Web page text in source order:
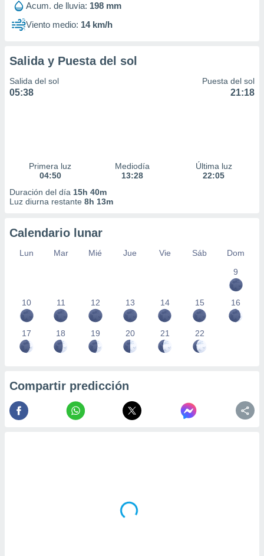
Acum. de lluvia: 198 mm
Viento medio: 14 km/h
Salida y Puesta del sol
Salida del sol
05:38
Puesta del sol
21:18
Primera luz
04:50
Mediodía
13:28
Última luz
22:05
Duración del día 15h 40m
Luz diurna restante 8h 13m
Calendario lunar
Lun Mar Mié Jue Vie Sáb
Dom
9
10 11 12 13 14 15 16
17 18 19 20 21 22
Compartir predicción